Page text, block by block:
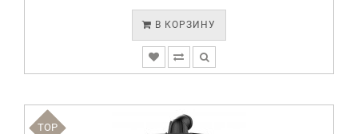
В КОРЗИНУ
TOP